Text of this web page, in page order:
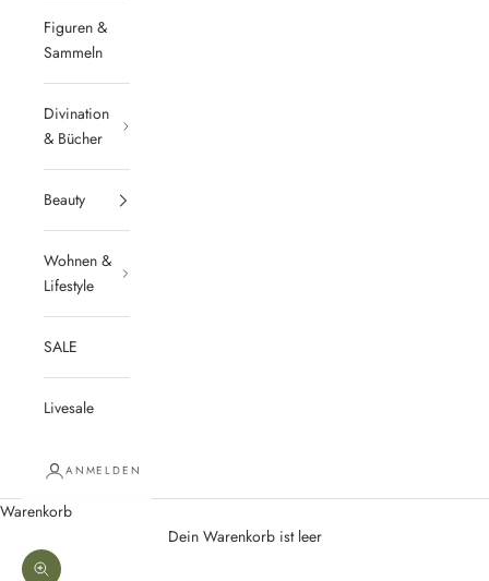
Figuren &
Sammeln
Divination
& Bücher
Beauty
Wohnen &
Lifestyle
SALE
Livesale
ANMELDEN
Warenkorb
Dein Warenkorb ist leer